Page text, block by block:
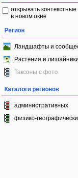
открывать контекстные
в новом окне
Регион
Ландшафты и
Растения и лишайники
Таксоны с фото
Каталоги регионов
административных
физико-